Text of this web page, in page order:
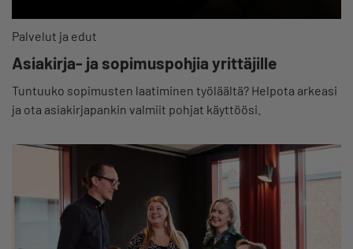
Palvelut ja edut
Asiakirja- ja sopimuspohjia yrittäjille
Tuntuuko sopimusten laatiminen työläältä? Helpota arkeasi
ja ota asiakirjapankin valmiit pohjat käyttöösi.